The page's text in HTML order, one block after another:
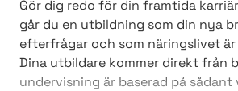
Gör dig redo för din framtida
går du en utbildning som din nya
efterfrågar och som näringslivet
Dina utbildare kommer direkt från
undervisning är baserad på sådant